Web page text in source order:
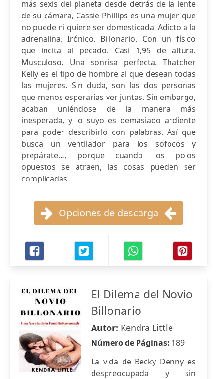
más sexis del planeta desde detrás de la lente
de su cámara, Cassie Phillips es una mujer que
no puede ni quiere ser domesticada. Adicto a la
adrenalina. Irónico. Billonario. Con un físico
que incita al pecado. Casi 1,95 de altura.
Musculoso. Una sonrisa perfecta. Thatcher
Kelly es el tipo de hombre al que desean todas
las mujeres. Sin duda, son las dos personas
que menos esperarías ver juntas. Sin embargo,
acaban uniéndose de la manera más
inesperada, y lo suyo es demasiado ardiente
para poder describirlo con palabras. Así que
busca un ventilador para los sofocos y
prepárate…, porque cuando los polos
opuestos se atraen, las cosas pueden ser
complicadas.
Opciones de descarga
El Dilema del Novio
Billonario
Autor: Kendra Little
Número de Páginas: 189
La vida de Becky Denny es
despreocupada y sin